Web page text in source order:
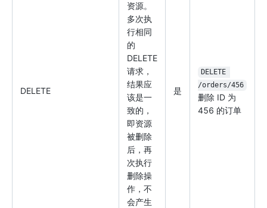
DELETE
资源。
多次执
行相同
的
DELETE
请求，
结果应
该是一
致的，
即资源
被删除
后，再
次执行
删除操
作，不
会产生
是
DELETE
/orders/456
删除 ID 为
456 的订单